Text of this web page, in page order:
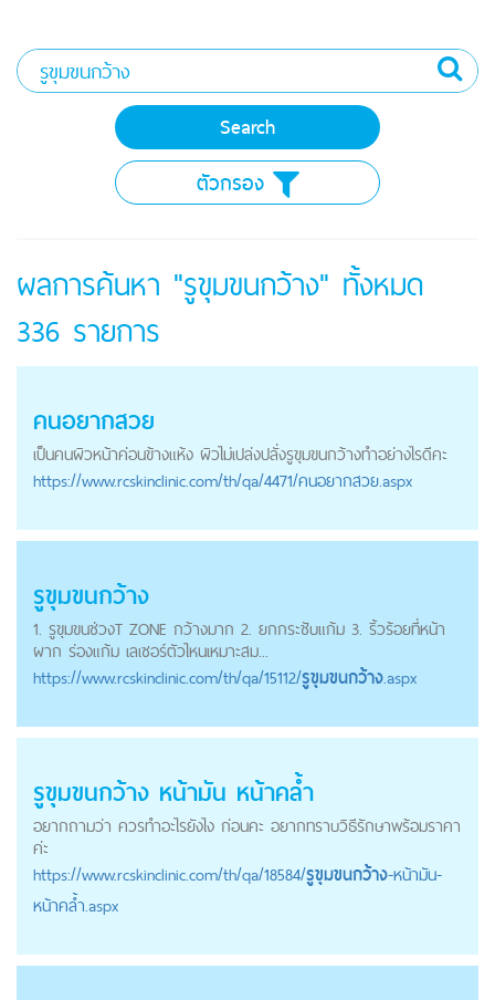
ตัวกรอง
ผลการค้นหา "รูขุมขนกว้าง" ทั้งหมด
336 รายการ
คนอยากสวย
เป็นคนผิวหน้าค่อนข้างแห้ง ผิวไม่เปล่งปลั่งรูขุมขนกว้างทำอย่างไรดีคะ
https://www.rcskinclinic.com/th/qa/4471/คนอยากสวย.aspx
รูขุมขนกว้าง
1. รูขุมขนช่วงT ZONE กว้างมาก 2. ยกกระชับแก้ม 3. ริ้วร้อยที่หน้า
ผาก ร่องแก้ม เลเซอร์ตัวไหนเหมาะสม...
https://www.rcskinclinic.com/th/qa/15112/รูขุมขนกว้าง.aspx
รูขุมขนกว้าง หน้ามัน หน้าคล้ำ
อยากถามว่า ควรทำอะไรยังไง ก่อนคะ อยากทราบวิธีรักษาพร้อมราคา
ค่ะ
https://www.rcskinclinic.com/th/qa/18584/รูขุมขนกว้าง-หน้ามัน-
หน้าคล้ำ.aspx